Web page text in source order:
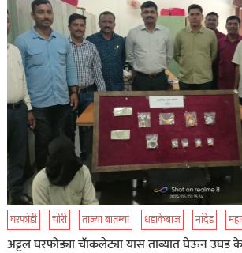
घरफोडी चोरी ताज्या बातम्या धडाकेबाज नांदेड
अट्टल घरफोड्या चॅाकलेट्या यास ताब्यात घेऊन